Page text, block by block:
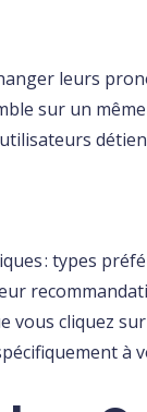
leurs
sur un
: types
cliquez sur